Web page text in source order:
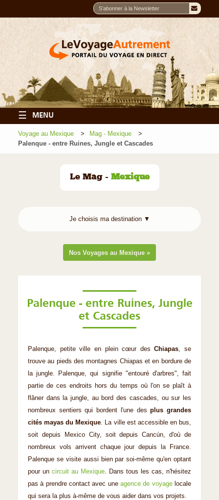
☰ MENU
Voyage au Mexique
Mag - Mexique
Palenque - entre Ruines, Jungle et Cascades
Le Mag - Mexique
Nos Voyages au Mexique »
Palenque - entre Ruines, Jungle
et Cascades
Palenque, petite ville en plein cœur desChiapas, se
trouve au pieds des montagnes Chiapas et en bordure de
la jungle. Palenque, qui signifie "entouré d'arbres", fait
partie de ces endroits hors du temps où l'on se plaît à
flâner dans la jungle, au bord des cascades, ou sur les
nombreux sentiers qui bordent l'une desplus grandes
cités mayas du Mexique. La ville est accessible en bus,
soit depuis Mexico City, soit depuis Cancún, d'où de
nombreux vols arrivent chaque jour depuis la France.
Palenque se visite aussi bien par soi-même qu'en optant
pour un circuit au Mexique. Dans tous les cas, n'hésitez
pas à prendre contact avec une agence de voyagelocale
qui sera la plus à-même de vous aider dans vos projets.